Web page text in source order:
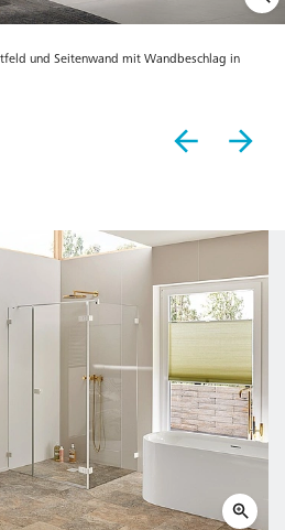
und Seitenwand mit Wandbeschlag in